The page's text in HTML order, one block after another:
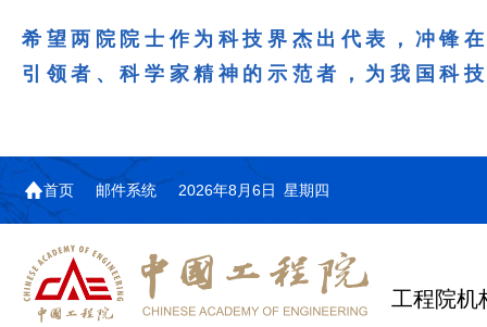
希望两院院士作为科技界杰出代表，冲锋
引领者、科学家精神的示范者，为我国科
首页 邮件系统 2026年8月6日 星期四
工程院机